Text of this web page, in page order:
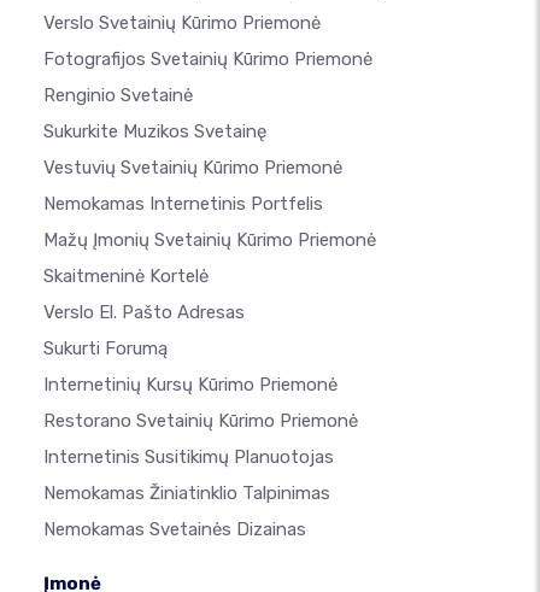
Verslo Svetainių Kūrimo Priemonė
Fotografijos Svetainių Kūrimo Priemonė
Renginio Svetainė
Sukurkite Muzikos Svetainę
Vestuvių Svetainių Kūrimo Priemonė
Nemokamas Internetinis Portfelis
Mažų Įmonių Svetainių Kūrimo Priemonė
Skaitmeninė Kortelė
Verslo El. Pašto Adresas
Sukurti Forumą
Internetinių Kursų Kūrimo Priemonė
Restorano Svetainių Kūrimo Priemonė
Internetinis Susitikimų Planuotojas
Nemokamas Žiniatinklio Talpinimas
Nemokamas Svetainės Dizainas
Įmonė